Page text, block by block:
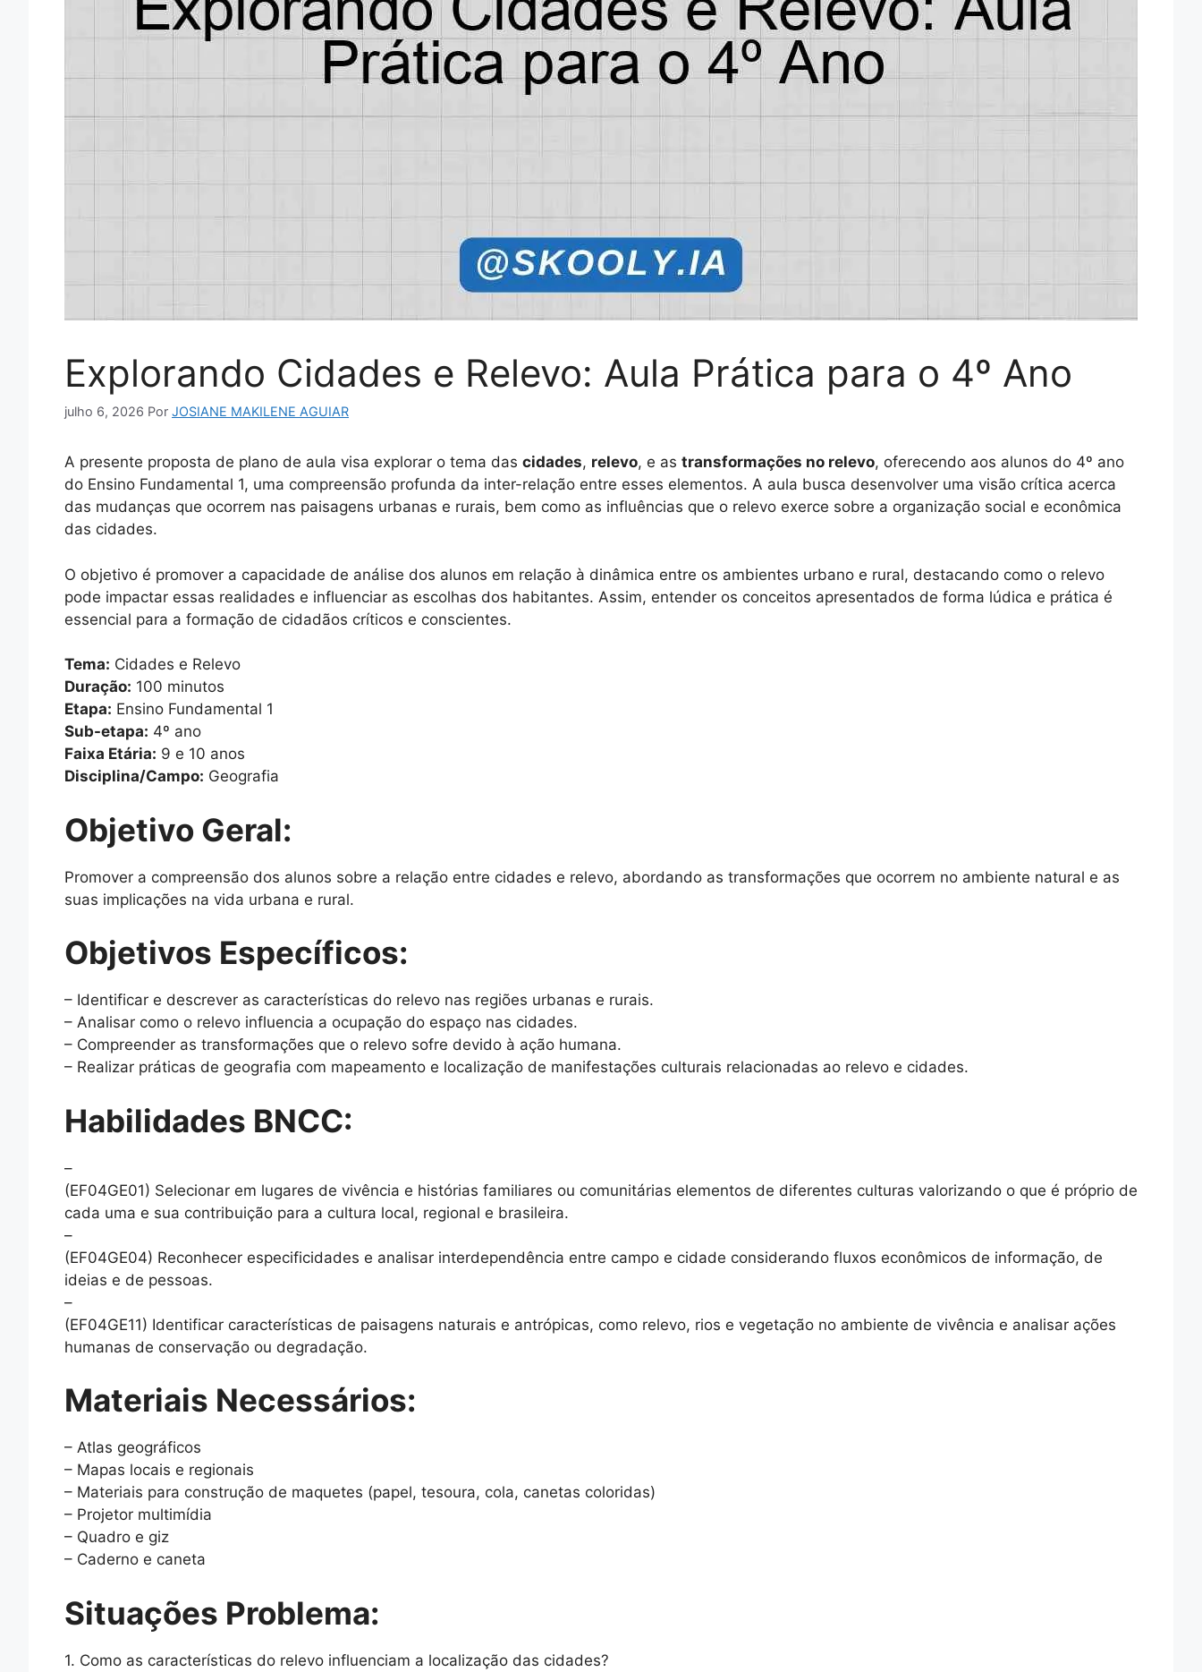
Explorando Cidades e Relevo: Aula Prática para o 4º Ano
julho 6, 2026 Por JOSIANE MAKILENE AGUIAR
A presente proposta de plano de aula visa explorar o tema das cidades, relevo, e as transformações no relevo, oferecendo aos alunos do 4º ano
do Ensino Fundamental 1, uma compreensão profunda da inter-relação entre esses elementos. A aula busca desenvolver uma visão crítica acerca
das mudanças que ocorrem nas paisagens urbanas e rurais, bem como as influências que o relevo exerce sobre a organização social e econômica
das cidades.
O objetivo é promover a capacidade de análise dos alunos em relação à dinâmica entre os ambientes urbano e rural, destacando como o relevo
pode impactar essas realidades e influenciar as escolhas dos habitantes. Assim, entender os conceitos apresentados de forma lúdica e prática é
essencial para a formação de cidadãos críticos e conscientes.
Tema: Cidades e Relevo
Duração: 100 minutos
Etapa: Ensino Fundamental 1
Sub-etapa: 4º ano
Faixa Etária: 9 e 10 anos
Disciplina/Campo: Geografia
Objetivo Geral:
Promover a compreensão dos alunos sobre a relação entre cidades e relevo, abordando as transformações que ocorrem no ambiente natural e as
suas implicações na vida urbana e rural.
Objetivos Específicos:
– Identificar e descrever as características do relevo nas regiões urbanas e rurais.
– Analisar como o relevo influencia a ocupação do espaço nas cidades.
– Compreender as transformações que o relevo sofre devido à ação humana.
– Realizar práticas de geografia com mapeamento e localização de manifestações culturais relacionadas ao relevo e cidades.
Habilidades BNCC:
–
(EF04GE01) Selecionar em lugares de vivência e histórias familiares ou comunitárias elementos de diferentes culturas valorizando o que é próprio de
cada uma e sua contribuição para a cultura local, regional e brasileira.
–
(EF04GE04) Reconhecer especificidades e analisar interdependência entre campo e cidade considerando fluxos econômicos de informação, de
ideias e de pessoas.
–
(EF04GE11) Identificar características de paisagens naturais e antrópicas, como relevo, rios e vegetação no ambiente de vivência e analisar ações
humanas de conservação ou degradação.
Materiais Necessários:
– Atlas geográficos
– Mapas locais e regionais
– Materiais para construção de maquetes (papel, tesoura, cola, canetas coloridas)
– Projetor multimídia
– Quadro e giz
– Caderno e caneta
Situações Problema:
1. Como as características do relevo influenciam a localização das cidades?